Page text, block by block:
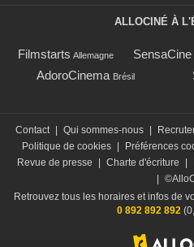
ALLOCINÉ À
Filmstarts Allemagne SensaCine
AdoroCinema Brésil
Contact Qui sommes-nous
Politique de cookies
Préférences
Revue de presse
Charte d'écriture
Retrouvez tous les horaires et infos de
0 892 892 892